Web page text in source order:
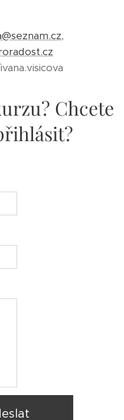
,
Chcete